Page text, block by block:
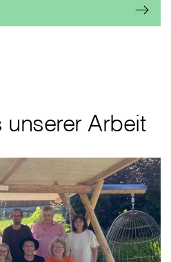
unserer Arbeit